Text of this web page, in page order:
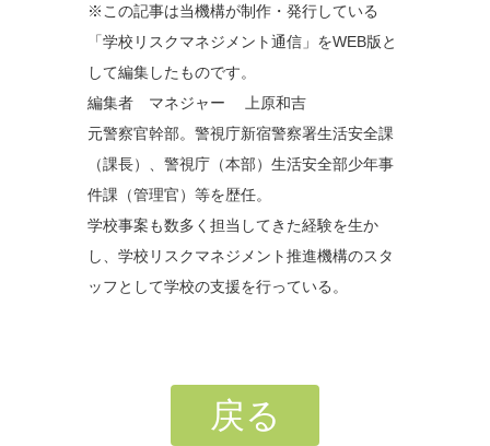
※この記事は当機構が制作・発行している
「学校リスクマネジメント通信」をWEB版と
して編集したものです。
編集者 マネジャー 上原和吉
元警察官幹部。警視庁新宿警察署生活安全課
（課長）、警視庁（本部）生活安全部少年事
件課（管理官）等を歴任。
学校事案も数多く担当してきた経験を生か
し、学校リスクマネジメント推進機構のスタ
ッフとして学校の支援を行っている。
戻る